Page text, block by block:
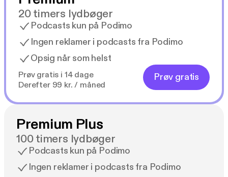
20 timers lydbøger
Podcasts kun på Podimo
Ingen reklamer i podcasts fra Podimo
Opsig når som helst
Prøv gratis i 14 dage
Derefter 99 kr. / måned
Prøv gratis
Premium Plus
100 timers lydbøger
Podcasts kun på Podimo
Ingen reklamer i podcasts fra Podimo